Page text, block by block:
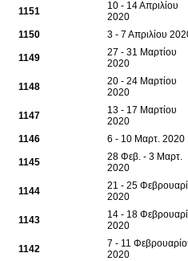
1151
10 - 14 Απριλίου
2020
1150 3 - 7 Απριλίου
1149
27 - 31 Μαρτίου
2020
1148
20 - 24 Μαρτίου
2020
1147
13 - 17 Μαρτίου
2020
1146 6 - 10 Μαρτ. 2020
1145
28 Φεβ. - 3 Μαρτ.
2020
1144
21 - 25
2020
1143
14 - 18
2020
1142
7 - 11
2020